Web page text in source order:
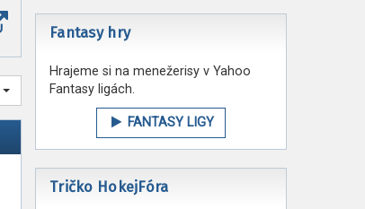
Zobrazit
posledníFantasy hry
Hrajeme si na menežerisy v Yahoo
Fantasy ligách.
FANTASY LIGY
Tričko HokejFóra